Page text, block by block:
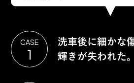
とても泡立ちが良く、今ま
っていたのですが、全然違
CASE
1
洗車後に細かな
輝きが失われた。